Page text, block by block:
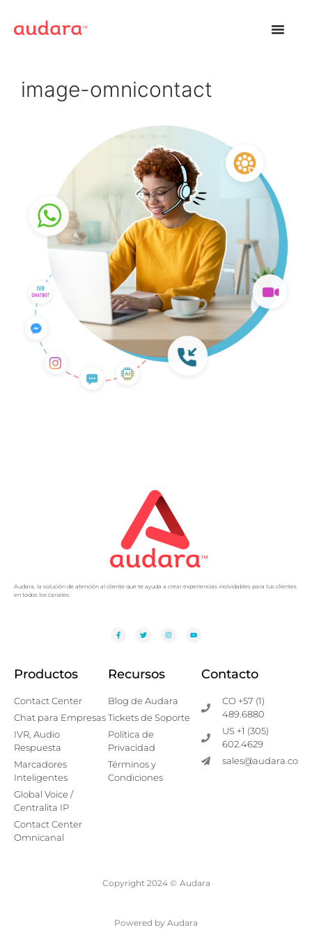
image-omnicontact
Audara, la solución de atención al cliente que te ayuda a crear experiencias inolvidables para tus clientes
en todos los canales.
Productos
Contact Center
Chat para Empresas
IVR, Audio
Respuesta
Marcadores
Inteligentes
Global Voice /
Centralita IP
Contact Center
Omnicanal
Recursos
Blog de Audara
Tickets de Soporte
Política de
Privacidad
Términos y
Condiciones
Contacto
CO +57 (1)
489.6880
US +1 (305)
602.4629
sales@audara.co
Copyright 2024 © Audara
Powered by Audara